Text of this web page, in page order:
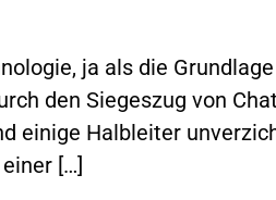
ja als die
den Siegeszug von
einige Halbleiter
[…]